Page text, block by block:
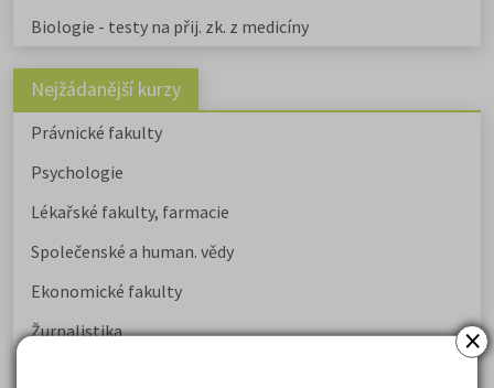
×
Biologie - testy na přij. zk. z medicíny
Nejžádanější kurzy
Právnické fakulty
Psychologie
Lékařské fakulty, farmacie
Společenské a human. vědy
Ekonomické fakulty
Žurnalistika